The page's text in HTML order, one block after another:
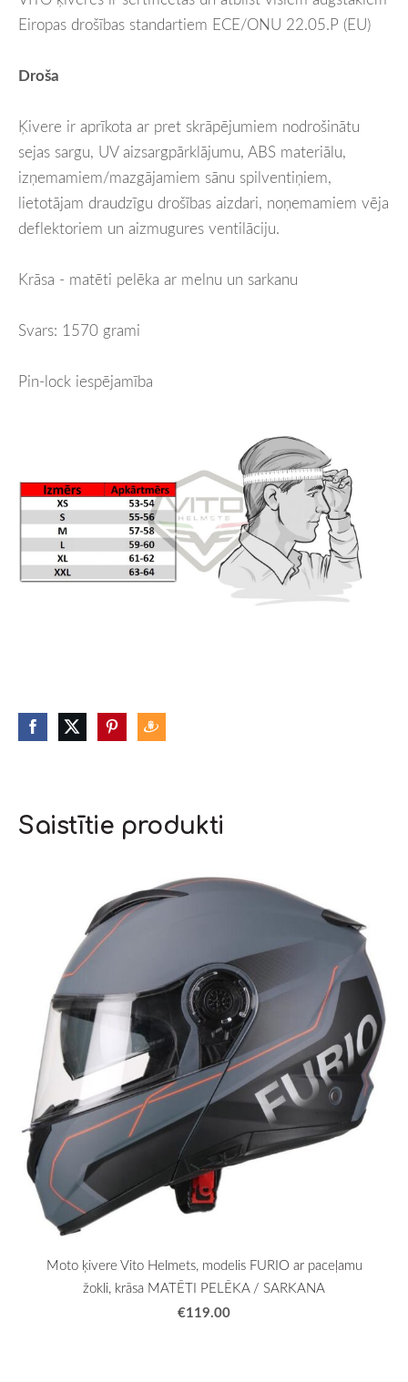
Eiropas drošības standartiem ECE/ONU 22.05.P (EU)
Droša
Ķivere ir aprīkota ar pret skrāpējumiem nodrošinātu
sejas sargu, UV aizsargpārklājumu, ABS materiālu,
izņemamiem/mazgājamiem sānu spilventiņiem,
lietotājam draudzīgu drošības aizdari, noņemamiem vēja
deflektoriem un aizmugures ventilāciju.
Krāsa - matēti pelēka ar melnu un sarkanu
Svars: 1570 grami
Pin-lock iespējamība
Saistītie produkti
Moto ķivere Vito Helmets, modelis FURIO ar paceļamu
žokli, krāsa MATĒTI PELĒKA / SARKANA
€119.00